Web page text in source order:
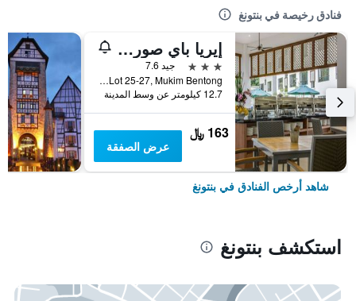
فنادق رخيصة في بنتونغ
إيريا باي صوريا هوت سبرينغ بينتونغ
3 نجوم
جيد 7.6
Lot 25-27, Mukim Bentong, بنتونغ, ماليزيا
12.7 كيلومتر عن وسط المدينة
163 ﷼
عرض الصفقة
شاهد أرخص الفنادق في بنتونغ
استكشف بنتونغ